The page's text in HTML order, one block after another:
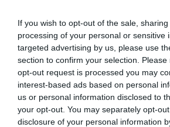
If you wish to opt-out of the sale,
processing of your personal or sensitive
targeted advertising by us, please use
section to confirm your selection.
opt-out request is processed you may
interest-based ads based on personal
us or personal information disclosed to
your opt-out. You may separately opt-
disclosure of your personal information